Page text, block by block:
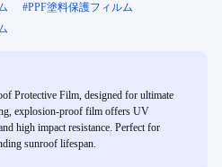
#PPF塗料保護フィルム
Protective Film, designed for ultimate
explosion-proof film offers UV
high impact resistance. Perfect for
sunroof lifespan.